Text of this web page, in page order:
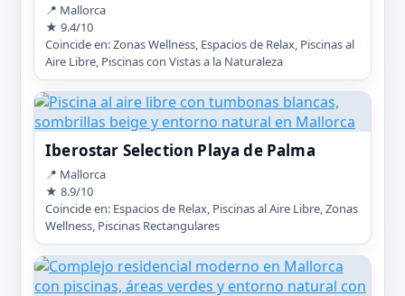
📍 Mallorca
★ 9.4/10
Coincide en: Zonas Wellness, Espacios de Relax, Piscinas al
Aire Libre, Piscinas con Vistas a la Naturaleza
Iberostar Selection Playa de Palma
📍 Mallorca
★ 8.9/10
Coincide en: Espacios de Relax, Piscinas al Aire Libre, Zonas
Wellness, Piscinas Rectangulares